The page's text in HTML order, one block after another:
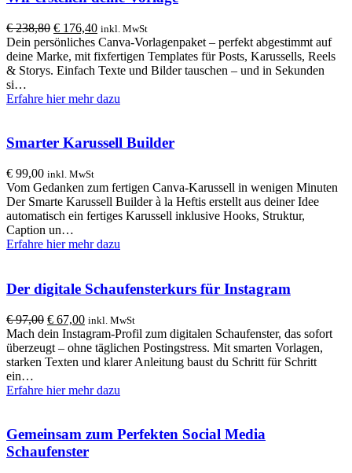
€238,80 Ursprünglicher
Preis
war:
€ 238,80
€ 176,40Aktueller
Preis
ist:
€ 176,40.
inkl. MwSt
Dein persönliches Canva-Vorlagenpaket – perfekt abgestimmt auf
deine Marke, mit fixfertigen Templates für Posts, Karussells, Reels
& Storys. Einfach Texte und Bilder tauschen – und in Sekunden
si…
Erfahre hier mehr dazu
Smarter Karussell Builder
€ 99,00 inkl. MwSt
Vom Gedanken zum fertigen Canva-Karussell in wenigen Minuten
Der Smarte Karussell Builder à la Heftis erstellt aus deiner Idee
automatisch ein fertiges Karussell inklusive Hooks, Struktur,
Caption un…
Erfahre hier mehr dazu
Der digitale Schaufensterkurs für Instagram
€97,00 Ursprünglicher
Preis
war:
€ 97,00
€ 67,00Aktueller
Preis
ist:
€ 67,00.
inkl. MwSt
Mach dein Instagram-Profil zum digitalen Schaufenster, das sofort
überzeugt – ohne täglichen Postingstress. Mit smarten Vorlagen,
starken Texten und klarer Anleitung baust du Schritt für Schritt
ein…
Erfahre hier mehr dazu
Gemeinsam zum Perfekten Social Media
Schaufenster